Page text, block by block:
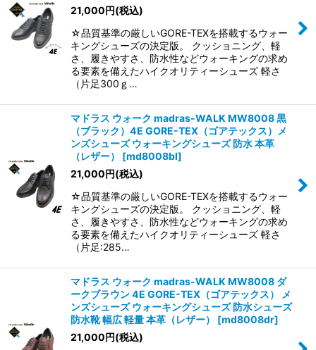
21,000円(税込)
☆品質基準の厳しいGORE-TEXを搭載するウォー
キングシューズの決定版。 クッショニング、軽
さ、履きやすさ、防水性などウォーキングの求め
る要素を備えたハイクオリティーシューズ 軽さ
（片足300ｇ…
マドラス ウォーク madras-WALK MW8008 黒
（ブラック）4E GORE-TEX（ゴアテックス）メ
ンズシューズ ウォーキングシューズ 防水 本革
（レザー）
[md8008bl]
21,000円(税込)
☆品質基準の厳しいGORE-TEXを搭載するウォー
キングシューズの決定版。 クッショニング、軽
さ、履きやすさ、防水性などウォーキングの求め
る要素を備えたハイクオリティーシューズ 軽さ
（片足:285…
マドラス ウォーク madras-WALK MW8008 ダ
ークブラウン 4E GORE-TEX（ゴアテックス） メ
ンズシューズ ウォーキングシューズ 防水シューズ
防水靴 幅広 軽量 本革（レザー）
[md8008dr]
21,000円(税込)